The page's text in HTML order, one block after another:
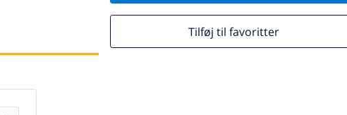
Tilføj til favoritter